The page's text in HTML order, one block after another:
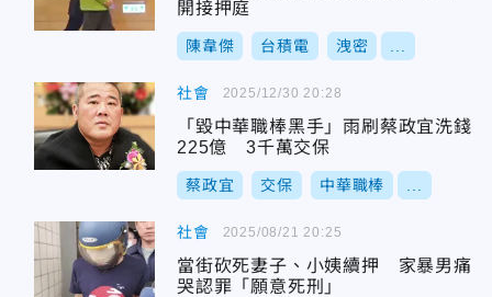
開接押庭
陳韋傑 台積電 洩密
社會
「毀中華職棒黑手」雨刷蔡政宜洗錢
225億 3千萬交保
蔡政宜 交保 中華職棒
2025/12/30 20:28
社會
當街砍死妻子、小姨續押 家暴男痛
哭認罪「願意死刑」
2025/08/21 20:25